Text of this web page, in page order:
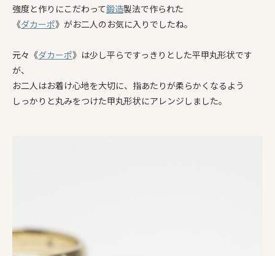
強度と作りにこだわって鍛造製法で作られた
《ダカーポ》がお二人のお気に入りでしたね。
元々《ダカーポ》は少し平らですっきりとした平甲丸形状です
が、
お二人はお着け心地を大切に、指あたりが柔らかくなるよう
しっかりと丸みをつけた甲丸形状にアレンジしました。